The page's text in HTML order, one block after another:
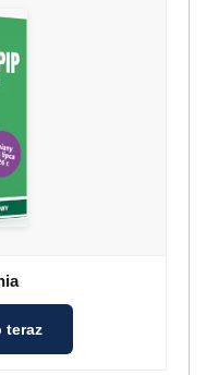
teraz